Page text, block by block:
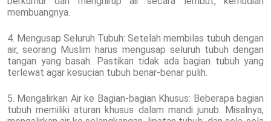
membuangnya.
4. Mengusap Seluruh Tubuh: Setelah membilas tubuh dengan
air, seorang Muslim harus mengusap seluruh tubuh dengan
tangan yang basah. Pastikan tidak ada bagian tubuh yang
terlewat agar kesucian tubuh benar-benar pulih.
5. Mengalirkan Air ke Bagian-bagian Khusus: Beberapa bagian
tubuh memiliki aturan khusus dalam mandi junub. Misalnya,